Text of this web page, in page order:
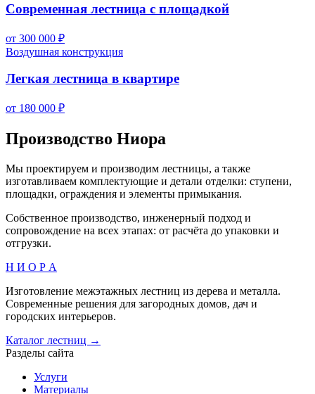
Современная лестница с площадкой
от 300 000 ₽
Воздушная конструкция
Легкая лестница в квартире
от 180 000 ₽
Производство Ниора
Мы проектируем и производим лестницы, а также
изготавливаем комплектующие и детали отделки: ступени,
площадки, ограждения и элементы примыкания.
Собственное производство, инженерный подход и
сопровождение на всех этапах: от расчёта до упаковки и
отгрузки.
Н И О Р А
Изготовление межэтажных лестниц из дерева и металла.
Современные решения для загородных домов, дач и
городских интерьеров.
Каталог лестниц →
Разделы сайта
Услуги
Материалы